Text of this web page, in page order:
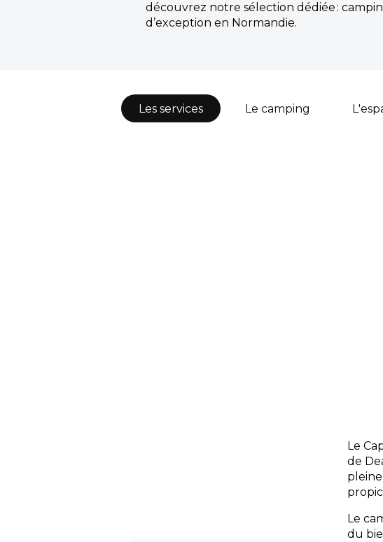
découvrez notre sélection dédiée :
d’exception en Normandie.
Les services Le camping
Le
de
Le
du